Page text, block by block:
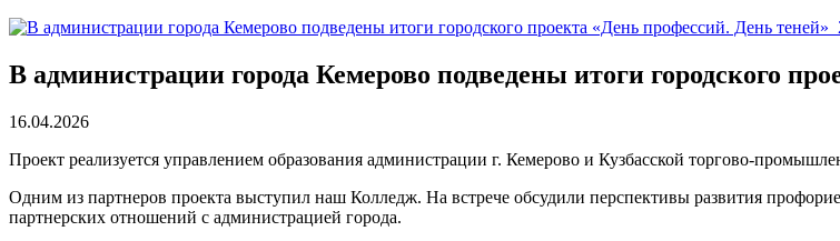
В администрации города Кемерово подведены итоги городского
16.04.2026
Проект реализуется управлением образования администрации г. Кемерово и Кузбасской торгово-
Одним из партнеров проекта выступил наш Колледж. На встрече обсудили перспективы развития
партнерских отношений с администрацией города.